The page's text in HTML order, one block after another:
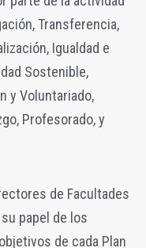
Transferencia,
Igualdad e
Sostenible,
y Voluntariado,
Profesorado, y
de Facultades
papel de los
de cada Plan